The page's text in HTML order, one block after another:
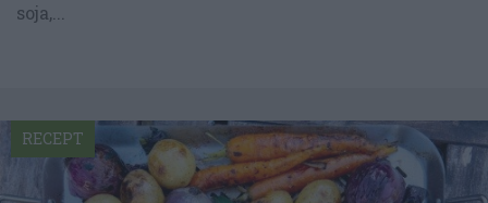
soja,...
RECEPT